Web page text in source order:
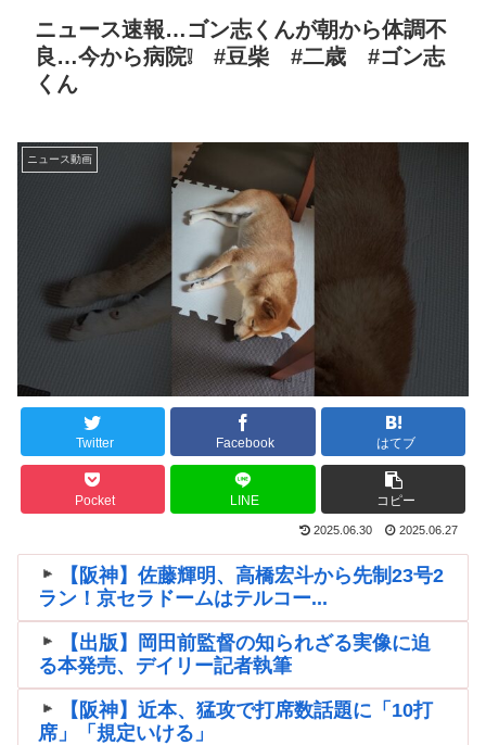
ニュース速報…ゴン志くんが朝から体調不
良…今から病院❕ #豆柴 #二歳 #ゴン志
くん
ニュース動画
Twitter Facebook はてブ
Pocket LINE コピー
2025.06.30 2025.06.27
【阪神】佐藤輝明、高橋宏斗から先制23号2
ラン！京セラドームはテルコー...
【出版】岡田前監督の知られざる実像に迫
る本発売、デイリー記者執筆
【阪神】近本、猛攻で打席数話題に「10打
席」「規定いける」